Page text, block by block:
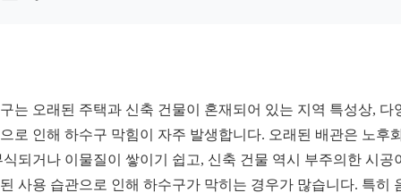
는 오래된 주택과 신축 건물이 혼재되어 있는 지역 특성상, 다
로 인해 하수구 막힘이 자주 발생합니다. 오래된 배관은 노후
식되거나 이물질이 쌓이기 쉽고, 신축 건물 역시 부주의한 시공
사용 습관으로 인해 하수구가 막히는 경우가 많습니다. 특히